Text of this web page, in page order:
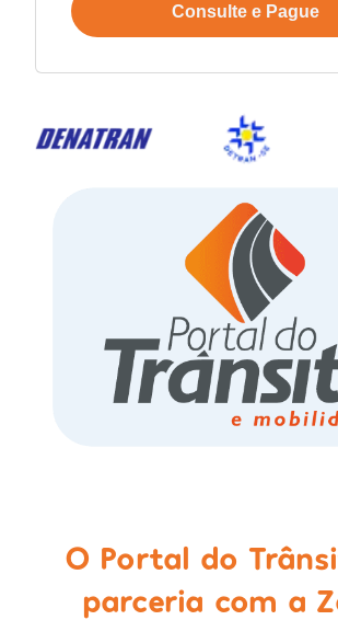
Consulte e Pague
O Portal do
parceria com a